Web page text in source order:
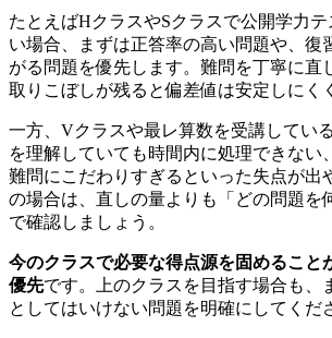
たとえばHクラスやSクラスで公開学力
い場合、まずは正答率の高い問題や、復
がる問題を優先します。難問を丁寧に直
取りこぼしが残ると偏差値は安定しにく
一方、Vクラスや最レ算数を受講してい
を理解していても時間内に処理できない
難問にこだわりすぎるといった失点が出
の場合は、直しの量よりも「どの問題を
で確認しましょう。
今のクラスで必要な得点源を固めること
優先です。上のクラスを目指す場合も、
としてはいけない問題を明確にしてくだ